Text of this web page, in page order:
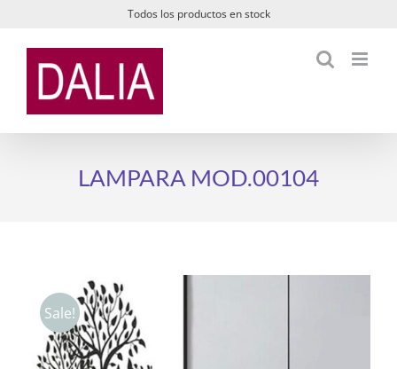
contenido
Todos los productos en stock
LAMPARA MOD.00104
Sale!